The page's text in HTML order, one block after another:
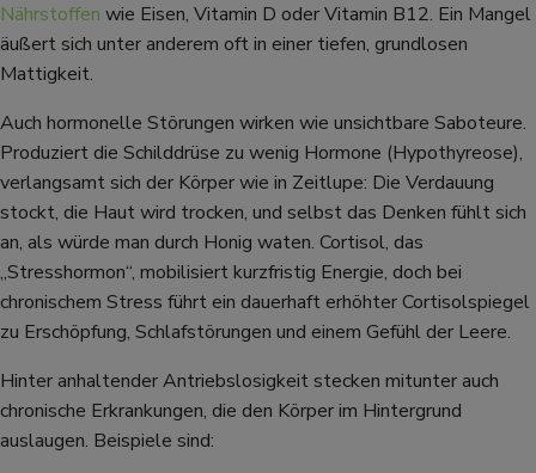
Nährstoffen wie Eisen, Vitamin D oder Vitamin B12. Ein Mangel
äußert sich unter anderem oft in einer tiefen, grundlosen
Mattigkeit.
Auch hormonelle Störungen wirken wie unsichtbare Saboteure.
Produziert die Schilddrüse zu wenig Hormone (Hypothyreose),
verlangsamt sich der Körper wie in Zeitlupe: Die Verdauung
stockt, die Haut wird trocken, und selbst das Denken fühlt sich
an, als würde man durch Honig waten. Cortisol, das
„Stresshormon“, mobilisiert kurzfristig Energie, doch bei
chronischem Stress führt ein dauerhaft erhöhter Cortisolspiegel
zu Erschöpfung, Schlafstörungen und einem Gefühl der Leere.
Hinter anhaltender Antriebslosigkeit stecken mitunter auch
chronische Erkrankungen, die den Körper im Hintergrund
auslaugen. Beispiele sind: